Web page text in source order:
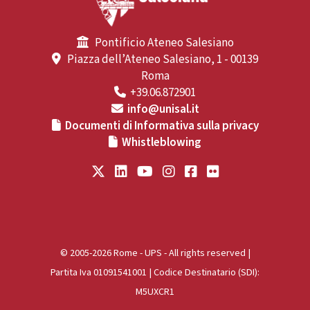
Pontificio Ateneo Salesiano
Piazza dell’Ateneo Salesiano, 1 - 00139
Roma
+39.06.872901
info@unisal.it
Documenti di Informativa sulla privacy
Whistleblowing
© 2005-2026 Rome - UPS - All rights reserved |
Partita Iva 01091541001 | Codice Destinatario (SDI):
M5UXCR1